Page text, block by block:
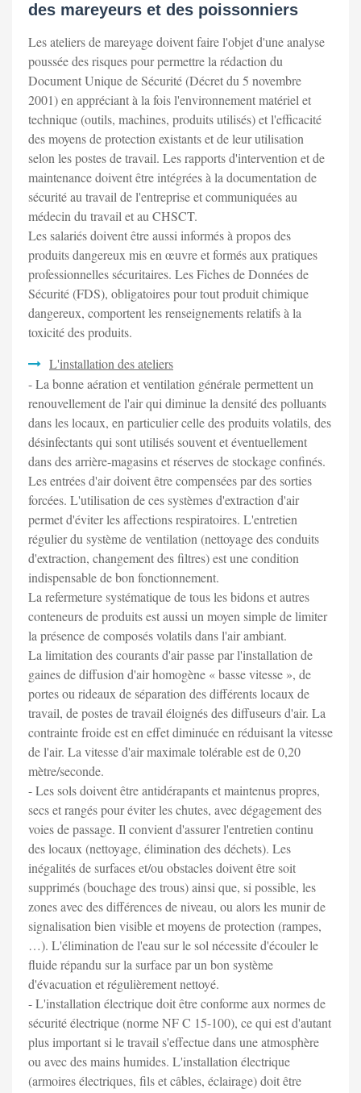
des mareyeurs et des poissonniers
Les ateliers de mareyage doivent faire l'objet d'une analyse
poussée des risques pour permettre la rédaction du
Document Unique de Sécurité (Décret du 5 novembre
2001) en appréciant à la fois l'environnement matériel et
technique (outils, machines, produits utilisés) et l'efficacité
des moyens de protection existants et de leur utilisation
selon les postes de travail. Les rapports d'intervention et de
maintenance doivent être intégrées à la documentation de
sécurité au travail de l'entreprise et communiquées au
médecin du travail et au CHSCT.
Les salariés doivent être aussi informés à propos des
produits dangereux mis en œuvre et formés aux pratiques
professionnelles sécuritaires. Les Fiches de Données de
Sécurité (FDS), obligatoires pour tout produit chimique
dangereux, comportent les renseignements relatifs à la
toxicité des produits.
L'installation des ateliers
- La bonne aération et ventilation générale permettent un
renouvellement de l'air qui diminue la densité des polluants
dans les locaux, en particulier celle des produits volatils, des
désinfectants qui sont utilisés souvent et éventuellement
dans des arrière-magasins et réserves de stockage confinés.
Les entrées d'air doivent être compensées par des sorties
forcées. L'utilisation de ces systèmes d'extraction d'air
permet d'éviter les affections respiratoires. L'entretien
régulier du système de ventilation (nettoyage des conduits
d'extraction, changement des filtres) est une condition
indispensable de bon fonctionnement.
La refermeture systématique de tous les bidons et autres
conteneurs de produits est aussi un moyen simple de limiter
la présence de composés volatils dans l'air ambiant.
La limitation des courants d'air passe par l'installation de
gaines de diffusion d'air homogène « basse vitesse », de
portes ou rideaux de séparation des différents locaux de
travail, de postes de travail éloignés des diffuseurs d'air. La
contrainte froide est en effet diminuée en réduisant la vitesse
de l'air. La vitesse d'air maximale tolérable est de 0,20
mètre/seconde.
- Les sols doivent être antidérapants et maintenus propres,
secs et rangés pour éviter les chutes, avec dégagement des
voies de passage. Il convient d'assurer l'entretien continu
des locaux (nettoyage, élimination des déchets). Les
inégalités de surfaces et/ou obstacles doivent être soit
supprimés (bouchage des trous) ainsi que, si possible, les
zones avec des différences de niveau, ou alors les munir de
signalisation bien visible et moyens de protection (rampes,
…). L'élimination de l'eau sur le sol nécessite d'écouler le
fluide répandu sur la surface par un bon système
d'évacuation et régulièrement nettoyé.
- L'installation électrique doit être conforme aux normes de
sécurité électrique (norme NF C 15-100), ce qui est d'autant
plus important si le travail s'effectue dans une atmosphère
ou avec des mains humides. L'installation électrique
(armoires électriques, fils et câbles, éclairage) doit être